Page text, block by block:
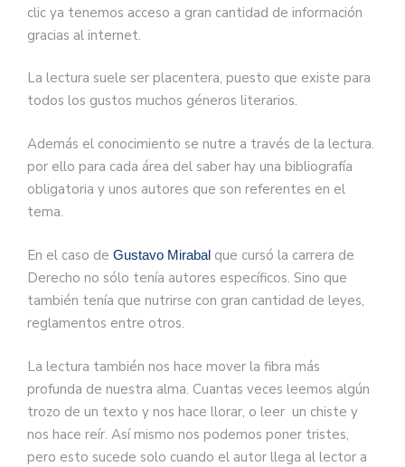
clic ya tenemos acceso a gran cantidad de información
gracias al internet.
La lectura suele ser placentera, puesto que existe para
todos los gustos muchos géneros literarios.
Además el conocimiento se nutre a través de la lectura.
por ello para cada área del saber hay una bibliografía
obligatoria y unos autores que son referentes en el
tema.
En el caso de Gustavo Mirabal que cursó la carrera de
Derecho no sólo tenía autores específicos. Sino que
también tenía que nutrirse con gran cantidad de leyes,
reglamentos entre otros.
La lectura también nos hace mover la fibra más
profunda de nuestra alma. Cuantas veces leemos algún
trozo de un texto y nos hace llorar, o leer un chiste y
nos hace reír. Así mismo nos podemos poner tristes,
pero esto sucede solo cuando el autor llega al lector a